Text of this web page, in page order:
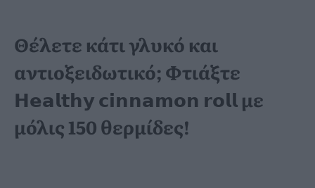
Θέλετε κάτι γλυκό και
αντιοξειδωτικό; Φτιάξτε
𝗛𝗲𝗮𝗹𝘁𝗵𝘆 𝗰𝗶𝗻𝗻𝗮𝗺𝗼𝗻 𝗿𝗼𝗹𝗹 με
μόλις 150 θερμίδες!